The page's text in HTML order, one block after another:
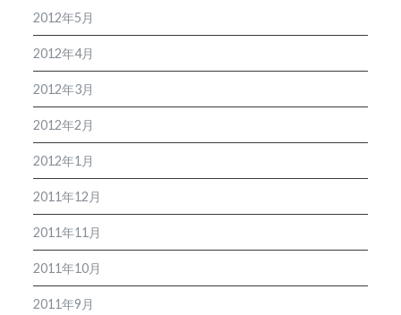
2012年5月
2012年4月
2012年3月
2012年2月
2012年1月
2011年12月
2011年11月
2011年10月
2011年9月